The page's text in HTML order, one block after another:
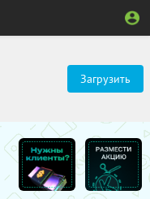
Загрузить